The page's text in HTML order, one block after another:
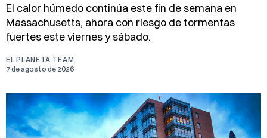
El calor húmedo continúa este fin de semana en
Massachusetts, ahora con riesgo de tormentas
fuertes este viernes y sábado.
EL PLANETA TEAM
7 de agosto de 2026